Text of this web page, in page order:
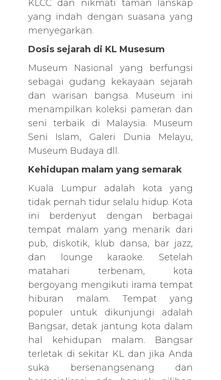
KLCC dan nikmati taman lanskap
yang indah dengan suasana yang
menyegarkan.
Dosis sejarah di KL Musesum
Museum Nasional yang berfungsi
sebagai gudang kekayaan sejarah
dan warisan bangsa. Museum ini
menampilkan koleksi pameran dan
seni terbaik di Malaysia. Museum
Seni Islam, Galeri Dunia Melayu,
Museum Budaya dll.
Kehidupan malam yang semarak
Kuala Lumpur adalah kota yang
tidak pernah tidur selalu hidup. Kota
ini berdenyut dengan berbagai
tempat malam yang menarik dari
pub, diskotik, klub dansa, bar jazz,
dan lounge karaoke. Setelah
matahari terbenam, kota
bergoyang mengikuti irama tempat
hiburan malam. Tempat yang
populer untuk dikunjungi adalah
Bangsar, detak jantung kota dalam
hal kehidupan malam. Bangsar
terletak di sekitar KL dan jika Anda
suka bersenangsenang dan